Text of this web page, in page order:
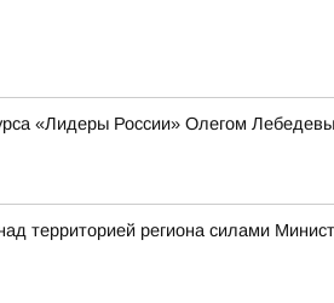
«Лидеры России» Олегом
региона силами